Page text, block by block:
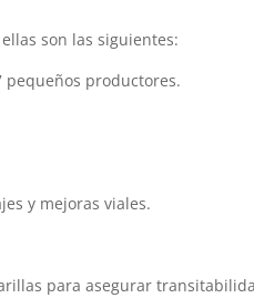
son las siguientes:
pequeños productores.
y mejoras viales.
para asegurar